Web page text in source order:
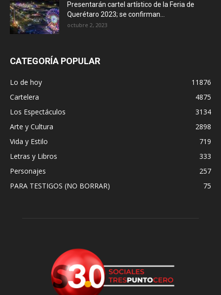
Presentarán cartel artístico de la Feria de
Querétaro 2023; se confirman...
octubre 2, 2023
CATEGORÍA POPULAR
Lo de hoy
11876
Cartelera
4875
Los Espectáculos
3134
Arte y Cultura
2898
Vida y Estilo
719
Letras y Libros
333
Personajes
257
PARA TESTIGOS (NO BORRAR)
75